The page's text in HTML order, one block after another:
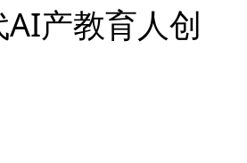
AI产教育人创